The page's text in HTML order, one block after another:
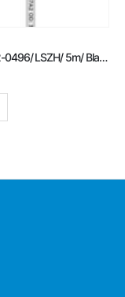
Cable de Fibra Óptica G657A2 3.0 Aisens A152-0496/ LSZH/ 5m/ Blanco